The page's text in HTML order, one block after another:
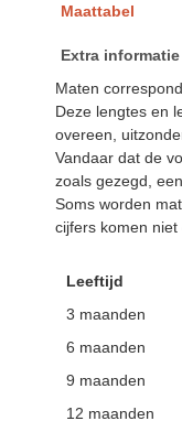
Maattabel
Extra informatie
Maten
Deze lengtes en
overeen,
Vandaar dat de
zoals gezegd,
Soms worden
cijfers komen
Leeftijd
3 maanden
6 maanden
9 maanden
12 maanden